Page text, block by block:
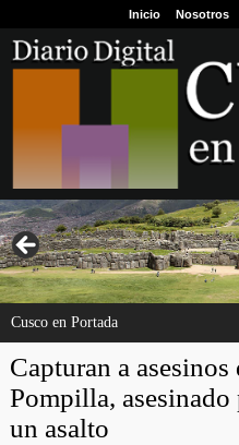
Inicio Nosotros
Cusco en Portada
Capturan a
Pompilla,
un asalto